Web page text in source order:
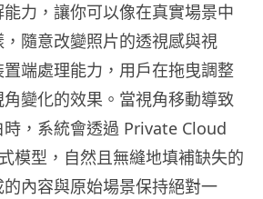
力，讓你可以像在真實場景中
隨意改變照片的透視感與視
端處理能力，用戶在拖曳調整
變化的效果。當視角移動導致
，系統會透過 Private Cloud
模型，自然且無縫地填補缺失的
內容與原始場景保持絕對一